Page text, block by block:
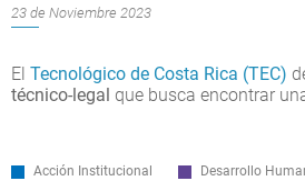
23 de Noviembre 2023
El Tecnológico de Costa Rica (TEC)
técnico-legal que busca encontrar
Acción Institucional Desarrollo